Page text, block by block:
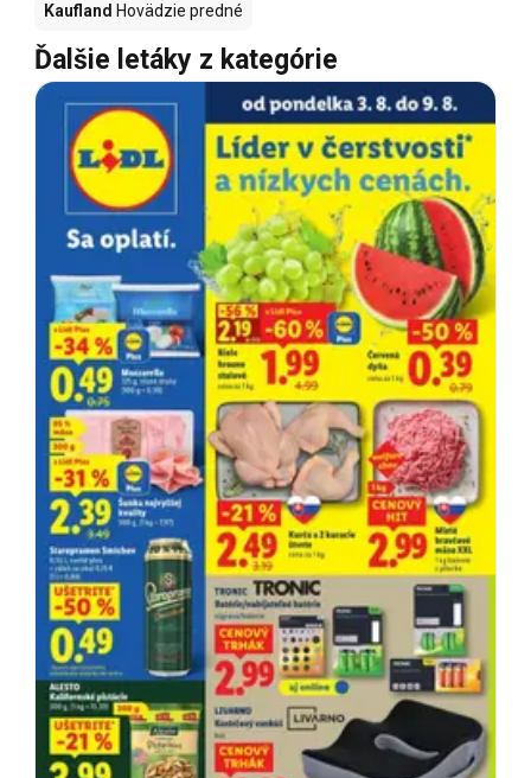
Kaufland Hovädzie predné
Ďalšie letáky z kategórie